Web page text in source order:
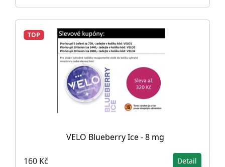
TOP
VELO Blueberry Ice - 8 mg
160 Kč Detail